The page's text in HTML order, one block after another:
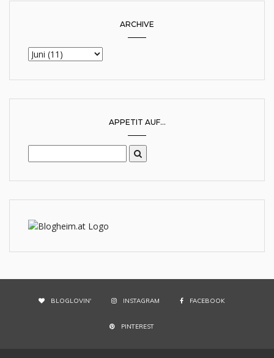
ARCHIVE
APPETIT AUF...
BLOGLOVIN' INSTAGRAM FACEBOOK
PINTEREST